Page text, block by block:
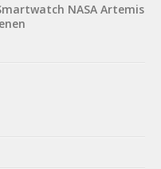
NASA Artemis